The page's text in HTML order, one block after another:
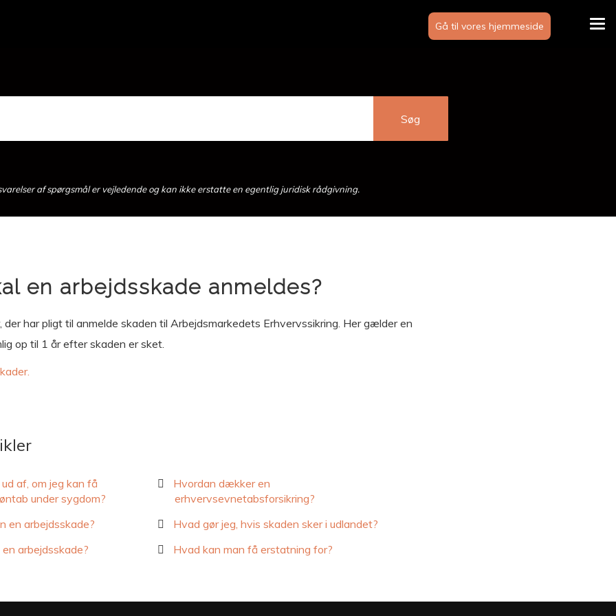
Gå til vores hjemmeside
af spørgsmål er vejledende og kan ikke erstatte en egentlig juridisk rådgivning.
en arbejdsskade anmeldes?
der har pligt til anmelde skaden til Arbejdsmarkedets Erhvervssikring. Her gælder en
op til 1 år efter skaden er sket.
af, om jeg kan få
under sygdom?
Hvordan dækker en
erhvervsevnetabsforsikring?
en arbejdsskade?
Hvad gør jeg, hvis skaden sker i udlandet?
arbejdsskade?
Hvad kan man få erstatning for?